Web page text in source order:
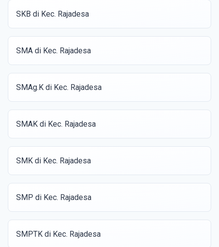
SKB di Kec. Rajadesa
SMA di Kec. Rajadesa
SMAg.K di Kec. Rajadesa
SMAK di Kec. Rajadesa
SMK di Kec. Rajadesa
SMP di Kec. Rajadesa
SMPTK di Kec. Rajadesa